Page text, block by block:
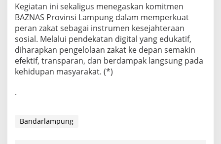
Kegiatan ini sekaligus menegaskan komitmen
BAZNAS Provinsi Lampung dalam memperkuat
peran zakat sebagai instrumen kesejahteraan
sosial. Melalui pendekatan digital yang edukatif,
diharapkan pengelolaan zakat ke depan semakin
efektif, transparan, dan berdampak langsung pada
kehidupan masyarakat. (*)
.
Bandarlampung